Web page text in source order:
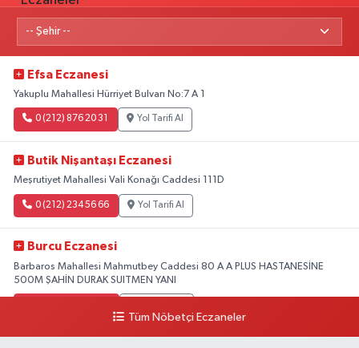
Efsa Eczanesi
Yakuplu Mahallesi Hürriyet Bulvarı No:7 A 1
0 (212) 876 20 31 Yol Tarifi Al
Butik Nişantaşı Eczanesi
Meşrutiyet Mahallesi Vali Konağı Caddesi 111D
0 (212) 234 56 66 Yol Tarifi Al
Burcu Eczanesi
Barbaros Mahallesi Mahmutbey Caddesi 80 A A PLUS HASTANESİNE
500M ŞAHİN DURAK SUITMEN YANI
Tüm Nöbetçi Eczaneler